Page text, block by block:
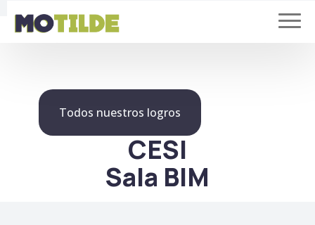
Todos nuestros logros
CESI
Sala BIM